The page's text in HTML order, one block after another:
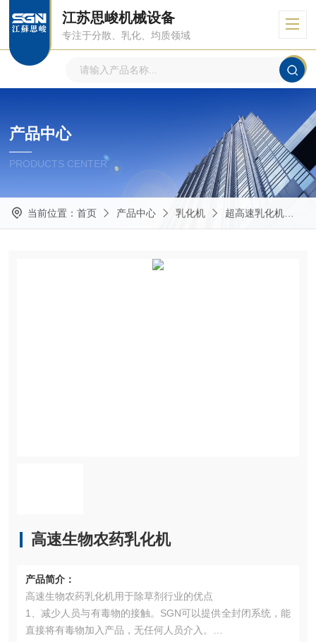
江苏思峻机械设备
专注于分散、乳化、均质领域
产品中心
PRODUCTS CENTER
当前位置： 首页 产品中心 乳化机 超高速乳化机
高速生物农药乳化机
产品简介：
高速生物农药乳化机用于除草剂行业的优点
1、减少人员与有毒物的接触。SGN可以提供全封闭系统，能
直接将有毒物加入产品，无任何人员介入。